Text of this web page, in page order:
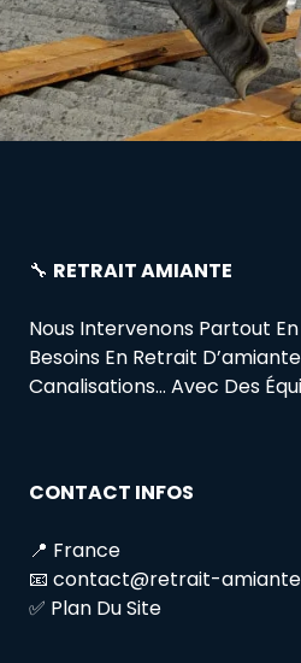
🔧 RETRAIT AMIANTE
Nous Intervenons Partout
Besoins En Retrait
Canalisations… Avec Des
CONTACT INFOS
📍 France
📧 contact@retrait-
✅ Plan Du Site